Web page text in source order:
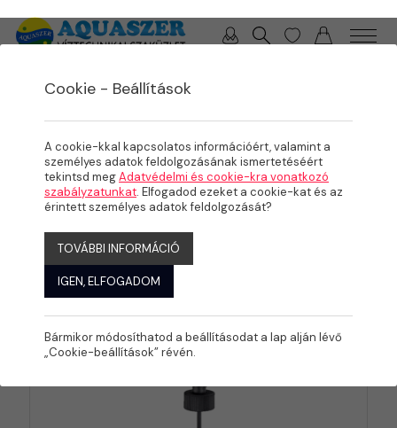
TERMÉKEK/MEDENCE/ MEDENCE GÉPÉSZET
Elektromos
szerelvények
KATEGÓRIÁK
Cookie - Beállítások
A cookie-kkal kapcsolatos információért, valamint a
személyes adatok feldolgozásának ismertetéséért
tekintsd megAdatvédelmi és cookie-kra vonatkozó
szabályzatunkat. Elfogadod ezeket a cookie-kat és az
érintett személyes adatok feldolgozását?
TOVÁBBI INFORMÁCIÓ
IGEN, ELFOGADOM
Bármikor módosíthatod a beállításodat a lap alján lévő
„Cookie-beállítások” révén.